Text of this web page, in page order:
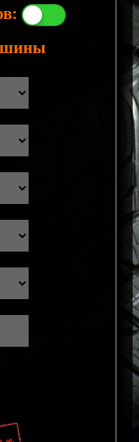
шины